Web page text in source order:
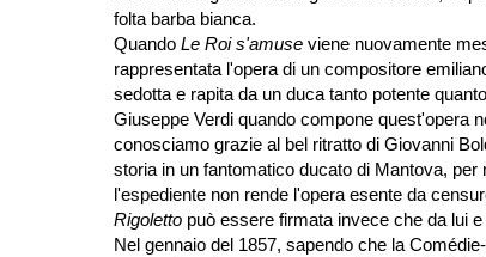
folta barba bianca.
Quando Le Roi s'amuseviene nuovamente
rappresentata l'opera di un compositore
sedotta e rapita da un duca tanto potente
Giuseppe Verdi quando compone quest'opera
conosciamo grazie al bel ritratto di Giovanni
storia in un fantomatico ducato di Mantova,
l'espediente non rende l'opera esente da
Rigolettopuò essere firmata invece che da lui
Nel gennaio del 1857, sapendo che la